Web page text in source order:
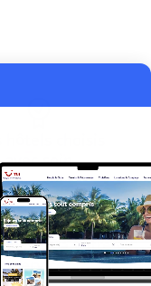
avec soin
agences à votre
service